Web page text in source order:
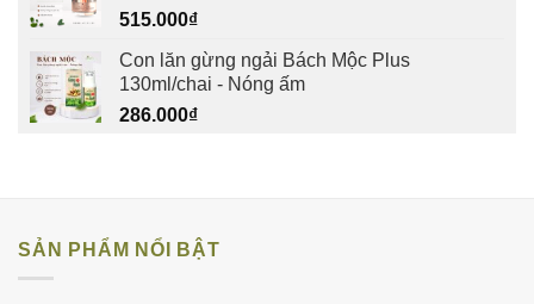
515.000₫
Con lăn gừng ngải Bách Mộc Plus
130ml/chai - Nóng ấm
286.000₫
SẢN PHẨM NỔI BẬT